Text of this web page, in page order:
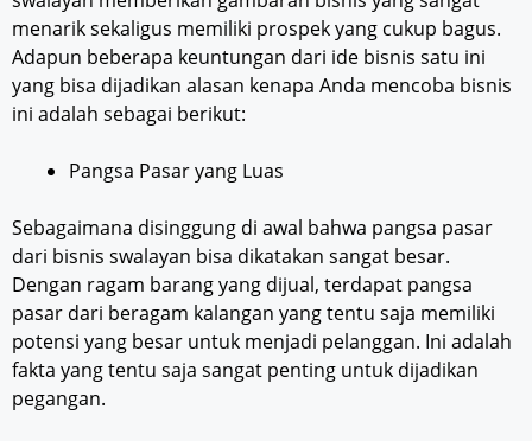
menarik sekaligus memiliki prospek yang cukup bagus.
Adapun beberapa keuntungan dari ide bisnis satu ini
yang bisa dijadikan alasan kenapa Anda mencoba bisnis
ini adalah sebagai berikut:
Pangsa Pasar yang Luas
Sebagaimana disinggung di awal bahwa pangsa pasar
dari bisnis swalayan bisa dikatakan sangat besar.
Dengan ragam barang yang dijual, terdapat pangsa
pasar dari beragam kalangan yang tentu saja memiliki
potensi yang besar untuk menjadi pelanggan. Ini adalah
fakta yang tentu saja sangat penting untuk dijadikan
pegangan.